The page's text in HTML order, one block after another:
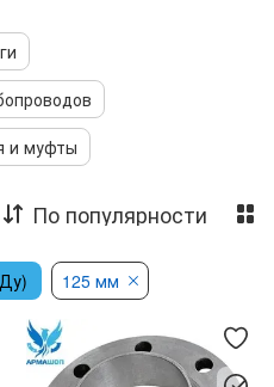
и муфты
По популярности
125 мм